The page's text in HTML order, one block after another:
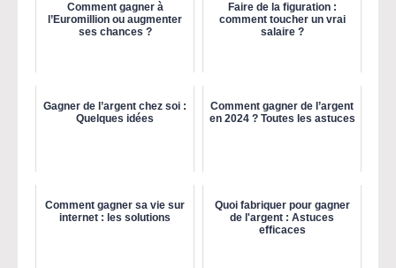
Comment gagner à
l’Euromillion ou augmenter
ses chances ?
Faire de la figuration :
comment toucher un vrai
salaire ?
Gagner de l’argent chez soi :
Quelques idées
Comment gagner de l’argent
en 2024 ? Toutes les astuces
Comment gagner sa vie sur
internet : les solutions
Quoi fabriquer pour gagner
de l'argent : Astuces
efficaces